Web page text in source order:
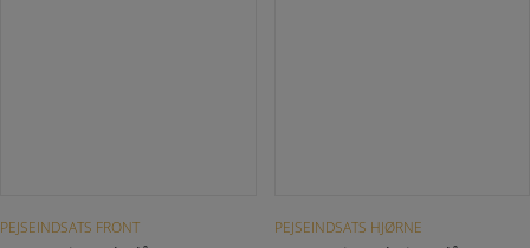
PEJSEINDSATS FRONT PEJSEINDSATS HJØRNE